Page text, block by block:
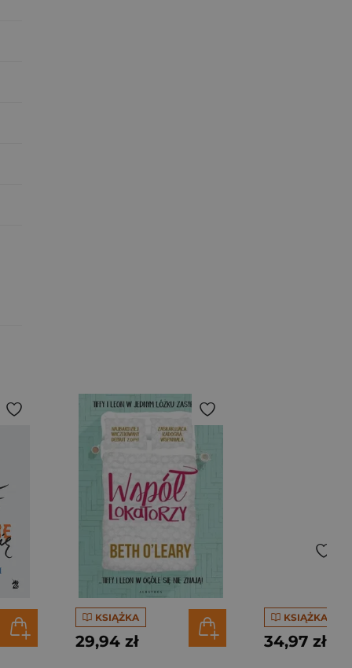
KSIĄŻKA
29,94 zł
KSIĄŻKA
34,97 zł